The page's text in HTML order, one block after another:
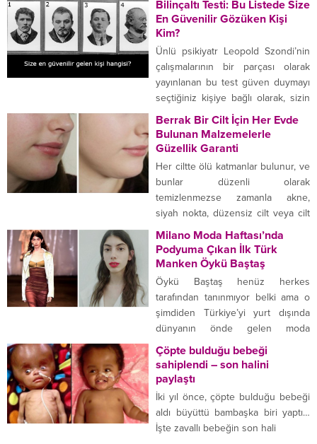
yemek yemek, televizyon izlemek
ve işe gitmekti” dedi.Jessica 19
yaşına geldiğinde tam 145
kiloydu.Bir yıl önce Jessica
alışkanlıklarına bir son vermeye
karar verdi ve böylelikle yeni
hayatının serüveni başlamış oldu....
Bilinçaltı Testi: Bu Listede Size
En Güvenilir Gözüken Kişi
Kim?
Ünlü psikiyatr Leopold Szondi’nin
çalışmalarının bir parçası olarak
yayınlanan bu test güven duymayı
seçtiğiniz kişiye bağlı olarak, sizin
hakkınızda bir takım çıkarımlar
yapma iddiasında. Bu testi
uygulaması ise gayet basit. Tek
yapmanız gereken şey aşağıda
resimleri sıralı olan şahıslar
arasından size en güvenilir
gözüken kişiyi seçmek. Ardından
seçtiğiniz kişiyle alakalı...
Berrak Bir Cilt İçin Her Evde
Bulunan Malzemelerle
Güzellik Garanti
Her ciltte ölü katmanlar bulunur, ve
bunlar düzenli olarak
temizlenmezse zamanla akne,
siyah nokta, düzensiz cilt veya cilt
bulanıklığı gibi çeşitli sorunlarla
karşılaşmanız büyük olasılıktır.
Oysa kozmetiğe verdiğimiz paranın
çok cüzi bir kısmı ile, hatta evde
bulunan malzemelerle de aynı
sonuca ulaşacağınızı söylesem!
Evet dermotolojik kremlerin dışında
hiçbir markanın cilde...
Milano Moda Haftası’nda
Podyuma Çıkan İlk Türk
Manken Öykü Baştaş
Öykü Baştaş henüz herkes
tarafından tanınmıyor belki ama o
şimdiden Türkiye’yi yurt dışında
dünyanın önde gelen moda
markalarının podyumlarında
yürüyerek en iyi şekilde temsil
ediyor. Genç modelin başarısının
duyulmasıyla karalama kampanyası
hemen başladı. Ancak 20 yaşındaki
Öykü verdiği güzel cevapla
takdirleri topladı… Moda dünyasının
Çöpte bulduğu bebeği
sahiplendi – son halini
paylaştı
İki yıl önce, çöpte bulduğu bebeği
aldı büyüttü bambaşka biri yaptı…
İşte zavallı bebeğin son hali